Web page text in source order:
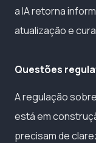
a IA retorna
atualização e
Questões
A regulação
está em
precisam de